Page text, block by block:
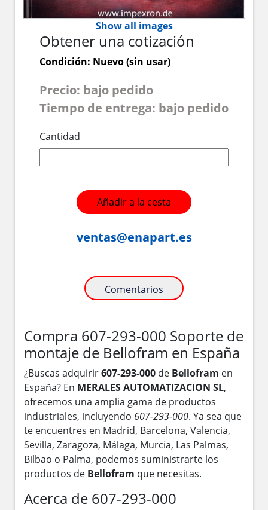
Show all images
Obtener una cotización
Condición: Nuevo (sin usar)
Precio: bajo pedido
Tiempo de entrega: bajo pedido
Cantidad
Añadir a la cesta
ventas@enapart.es
Comentarios
Compra 607-293-000 Soporte de
montaje de Bellofram en España
¿Buscas adquirir607-293-000 de Bellofram en
España? En MERALES AUTOMATIZACION SL,
ofrecemos una amplia gama de productos
industriales, incluyendo 607-293-000. Ya sea que
te encuentres en Madrid, Barcelona, Valencia,
Sevilla, Zaragoza, Málaga, Murcia, Las Palmas,
Bilbao o Palma, podemos suministrarte los
productos de Bellofram que necesitas.
Acerca de 607-293-000